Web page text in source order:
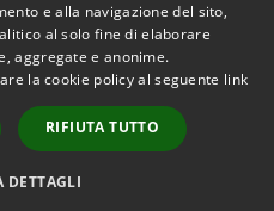
Copyright © 2026 • Comune di
Cittanova • Powered by
Municipium•
Accesso
redazione
e alla navigazione del sito,
al solo fine di elaborare
aggregate e anonime.
la cookie policy al seguente link
RIFIUTA TUTTO
DETTAGLI